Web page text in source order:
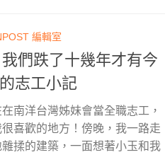
編輯室
們跌了十幾年才有今
志工小記
南洋台灣姊妹會當全職志工，
喜歡的地方！傍晚，我一路走
揉的建築，一面想著小玉和我